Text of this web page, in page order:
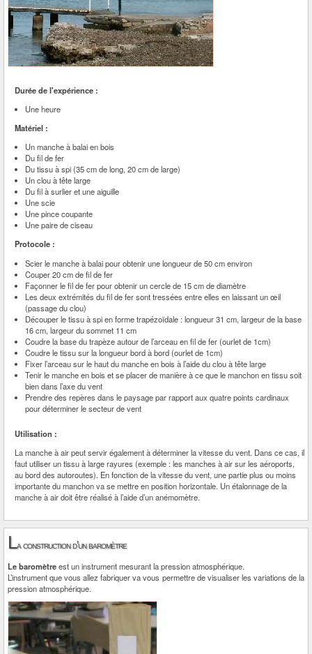
Durée de l'expérience :
Une heure
Matériel :
Un manche à balai en bois
Du fil de fer
Du tissu à spi (35 cm de long, 20 cm de large)
Un clou à tête large
Du fil à surlier et une aiguille
Une scie
Une pince coupante
Une paire de ciseau
Protocole :
Scier le manche à balai pour obtenir une longueur de 50 cm environ
Couper 20 cm de fil de fer
Façonner le fil de fer pour obtenir un cercle de 15 cm de diamètre
Les deux extrémités du fil de fer sont tressées entre elles en laissant un œil
(passage du clou)
Découper le tissu à spi en forme trapézoïdale : longueur 31 cm, largeur de la base
16 cm, largeur du sommet 11 cm
Coudre la base du trapèze autour de l’arceau en fil de fer (ourlet de 1cm)
Coudre le tissu sur la longueur bord à bord (ourlet de 1cm)
Fixer l’arceau sur le haut du manche en bois à l’aide du clou à tête large
Tenir le manche en bois et se placer de manière à ce que le manchon en tissu soit
bien dans l’axe du vent
Prendre des repères dans le paysage par rapport aux quatre points cardinaux
pour déterminer le secteur de vent
Utilisation :
La manche à air peut servir également à déterminer la vitesse du vent. Dans ce cas, il
faut utiliser un tissu à large rayures (exemple : les manches à air sur les aéroports,
au bord des autoroutes). En fonction de la vitesse du vent, une partie plus ou moins
importante du manchon va se mettre en position horizontale. Un étalonnage de la
manche à air doit être réalisé à l’aide d’un anémomètre.
La construction d’un baromètre
Le baromètreest un instrument mesurant la pression atmosphérique.
L’instrument que vous allez fabriquer va vous permettre de visualiser les variations de la
pression atmosphérique.